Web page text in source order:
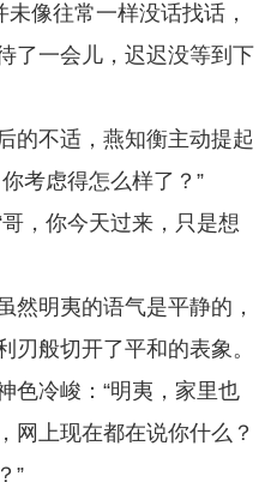
像往常一样没话找话，
了一会儿，迟迟没等到下
的不适，燕知衡主动提起
考虑得怎么样了？”
，你今天过来，只是想
然明夷的语气是平静的，
刃般切开了平和的表象。
色冷峻：“明夷，家里也
网上现在都在说你什么？
”